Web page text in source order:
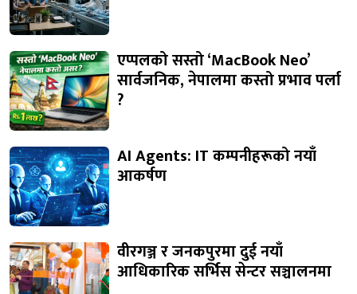
एप्पलको सस्तो ‘MacBook Neo’
सार्वजनिक, नेपालमा कस्तो प्रभाव पर्ला
?
AI Agents: IT कम्पनीहरूको नयाँ
आकर्षण
वीरगञ्ज र जनकपुरमा दुई नयाँ
आधिकारिक सर्भिस सेन्टर सञ्चालनमा